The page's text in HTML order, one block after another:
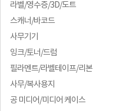
라벨/영수증/3D/도트
스캐너/바코드
사무기기
잉크/토너/드럼
필라멘트/라벨테이프/리본
사무/복사용지
공 미디어/미디어 케이스